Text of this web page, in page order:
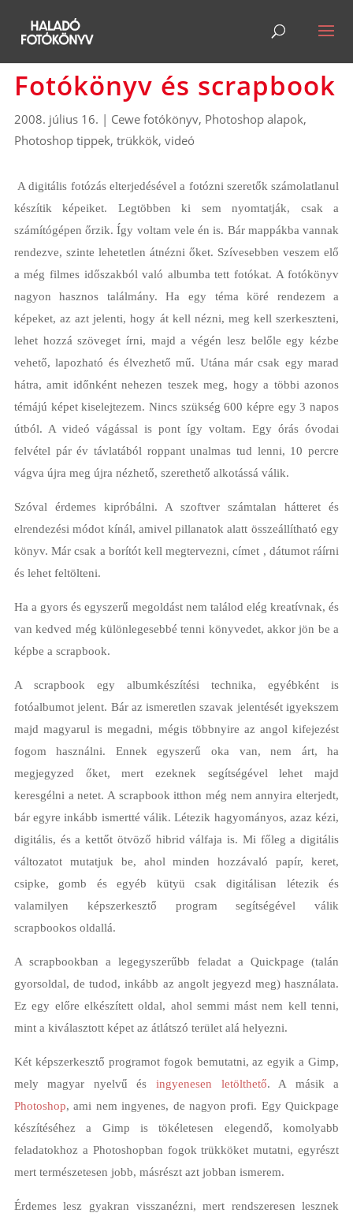
Fotókönyv és scrapbook
2008. július 16. | Cewe fotókönyv, Photoshop alapok,
Photoshop tippek, trükkök, videó
A digitális fotózás elterjedésével a fotózni szeretők számolatlanul
készítik képeiket. Legtöbben ki sem nyomtatják, csak a
számítógépen őrzik. Így voltam vele én is. Bár mappákba vannak
rendezve, szinte lehetetlen átnézni őket. Szívesebben veszem elő
a még filmes időszakból való albumba tett fotókat. A fotókönyv
nagyon hasznos találmány. Ha egy téma köré rendezem a
képeket, az azt jelenti, hogy át kell nézni, meg kell szerkeszteni,
lehet hozzá szöveget írni, majd a végén lesz belőle egy kézbe
vehető, lapozható és élvezhető mű. Utána már csak egy marad
hátra, amit időnként nehezen teszek meg, hogy a többi azonos
témájú képet kiselejtezem. Nincs szükség 600 képre egy 3 napos
útból. A videó vágással is pont így voltam. Egy órás óvodai
felvétel pár év távlatából roppant unalmas tud lenni, 10 percre
vágva újra meg újra nézhető, szerethető alkotássá válik.
Szóval érdemes kipróbálni. A szoftver számtalan hátteret és
elrendezési módot kínál, amivel pillanatok alatt összeállítható egy
könyv. Már csak a borítót kell megtervezni, címet , dátumot ráírni
és lehet feltölteni.
Ha a gyors és egyszerű megoldást nem találod elég kreatívnak, és
van kedved még különlegesebbé tenni könyvedet, akkor jön be a
képbe a scrapbook.
A scrapbook egy albumkészítési technika, egyébként is
fotóalbumot jelent. Bár az ismeretlen szavak jelentését igyekszem
majd magyarul is megadni, mégis többnyire az angol kifejezést
fogom használni. Ennek egyszerű oka van, nem árt, ha
megjegyzed őket, mert ezeknek segítségével lehet majd
keresgélni a netet. A scrapbook itthon még nem annyira elterjedt,
bár egyre inkább ismertté válik. Létezik hagyományos, azaz kézi,
digitális, és a kettőt ötvöző hibrid válfaja is. Mi főleg a digitális
változatot mutatjuk be, ahol minden hozzávaló papír, keret,
csipke, gomb és egyéb kütyü csak digitálisan létezik és
valamilyen képszerkesztő program segítségével válik
scrapbookos oldallá.
A scrapbookban a legegyszerűbb feladat a Quickpage (talán
gyorsoldal, de tudod, inkább az angolt jegyezd meg) használata.
Ez egy előre elkészített oldal, ahol semmi mást nem kell tenni,
mint a kiválasztott képet az átlátszó terület alá helyezni.
Két képszerkesztő programot fogok bemutatni, az egyik a Gimp,
mely magyar nyelvű és ingyenesen letölthető. A másik a
Photoshop, ami nem ingyenes, de nagyon profi. Egy Quickpage
készítéséhez a Gimp is tökéletesen elegendő, komolyabb
feladatokhoz a Photoshopban fogok trükköket mutatni, egyrészt
mert természetesen jobb, másrészt azt jobban ismerem.
Érdemes lesz gyakran visszanézni, mert rendszeresen lesznek